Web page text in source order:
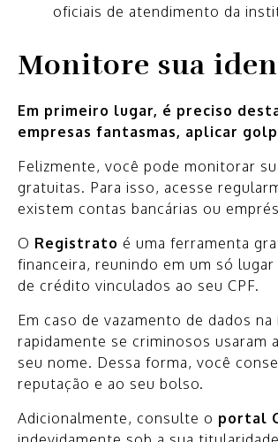
oficiais de atendimento da
Monitore sua
Em primeiro lugar, é preciso
empresas fantasmas, aplicar
Felizmente, você pode monitorar
gratuitas. Para isso, acesse
existem contas bancárias ou
O Registrato é uma ferramenta
financeira, reunindo em um só
de crédito vinculados ao seu CPF.
Em caso de vazamento de dados
rapidamente se criminosos usaram
seu nome. Dessa forma, você
reputação e ao seu bolso.
Adicionalmente, consulte o portal